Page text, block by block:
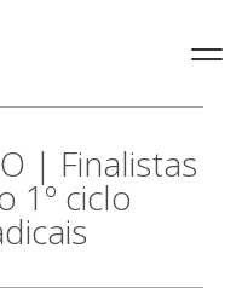
| Finalistas
1º ciclo